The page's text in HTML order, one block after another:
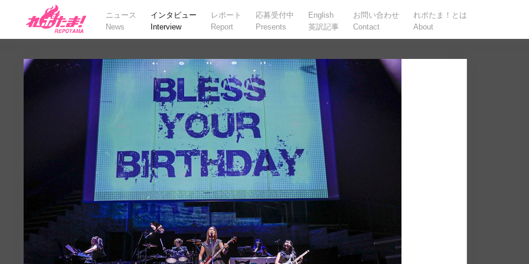
ニュース
News
インタビュー
Interview
レポート
Report
応募受付中
Presents
English
英訳記事
お問い合わせ
Contact
れポたま！とは
About